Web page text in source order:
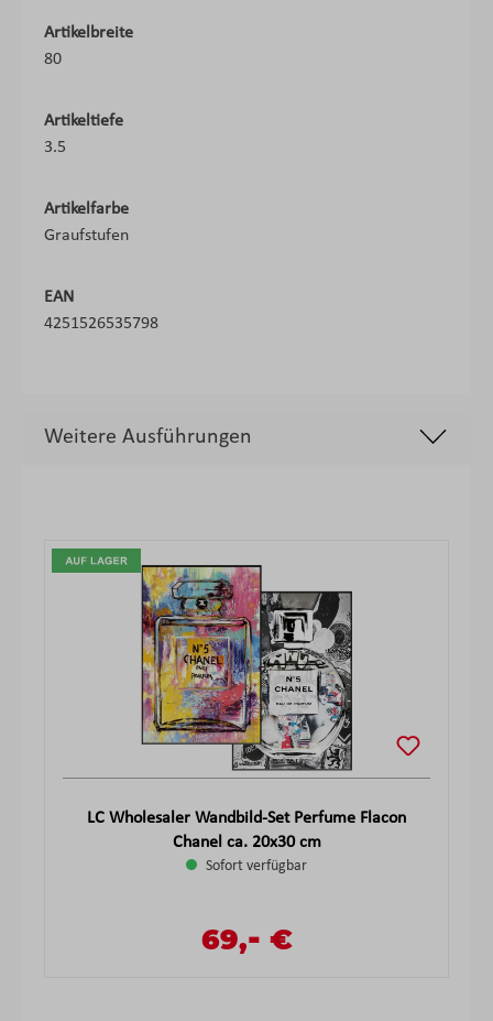
Artikelbreite
80
Artikeltiefe
3.5
Artikelfarbe
Graufstufen
EAN
4251526535798
Weitere Ausführungen
LC Wholesaler Wandbild-Set Perfume Flacon
Chanel ca. 20x30 cm
Sofort verfügbar
Regulärer Preis:
Verkaufspreis:
69,- €